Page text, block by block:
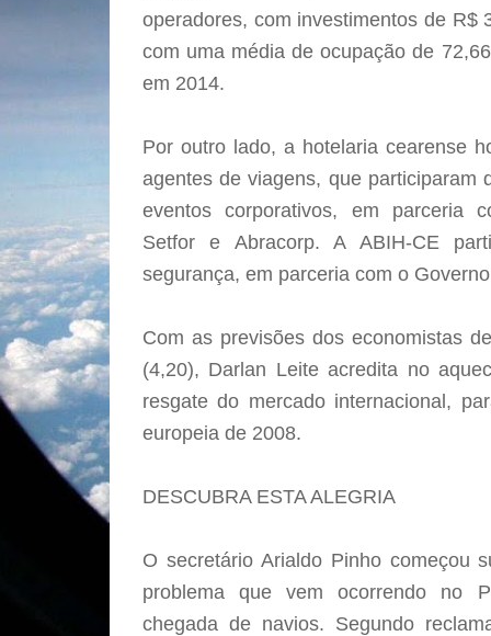
operadores, com investimentos de R$
com uma média de ocupação de
em 2014.
Por outro lado, a hotelaria cearense
agentes de viagens, que participaram
eventos corporativos, em parceria
Setfor e Abracorp. A ABIH-CE
segurança, em parceria com o
Com as previsões dos economistas
(4,20), Darlan Leite acredita no
resgate do mercado internacional,
europeia de 2008.
DESCUBRA ESTA ALEGRIA
O secretário Arialdo Pinho começou
problema que vem ocorrendo no
chegada de navios. Segundo